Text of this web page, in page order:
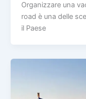
Organizzare una
road è una delle
il Paese